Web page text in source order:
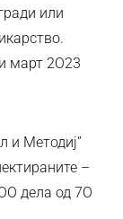
или
март 2О23
и Методиј”
–
дела од 7О